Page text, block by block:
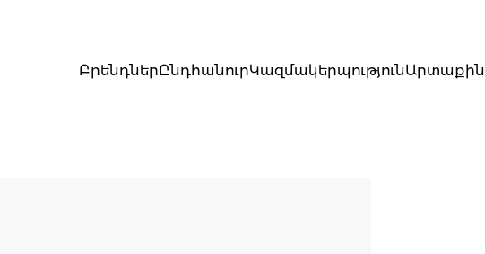
ԲրենդներԸնդհանուրԿազմակերպությունԱրտաքին